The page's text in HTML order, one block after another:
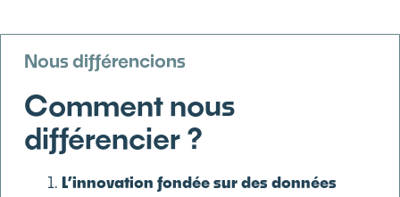
Nous différencions
Comment nous
différencier ?
L’innovation fondée sur des données